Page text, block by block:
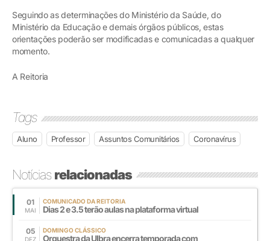
Seguindo as determinações do Ministério da Saúde, do
Ministério da Educação e demais órgãos públicos, estas
orientações poderão ser modificadas e comunicadas a qualquer
momento.
A Reitoria
Tags
Aluno Professor Assuntos Comunitários Coronavírus
Notíciasrelacionadas
01
MAI
COMUNICADO DA REITORIA
Dias 2 e 3.5 terão aulas na plataforma virtual
05
DEZ
DOMINGO CLÁSSICO
Orquestra da Ulbra encerra temporada com